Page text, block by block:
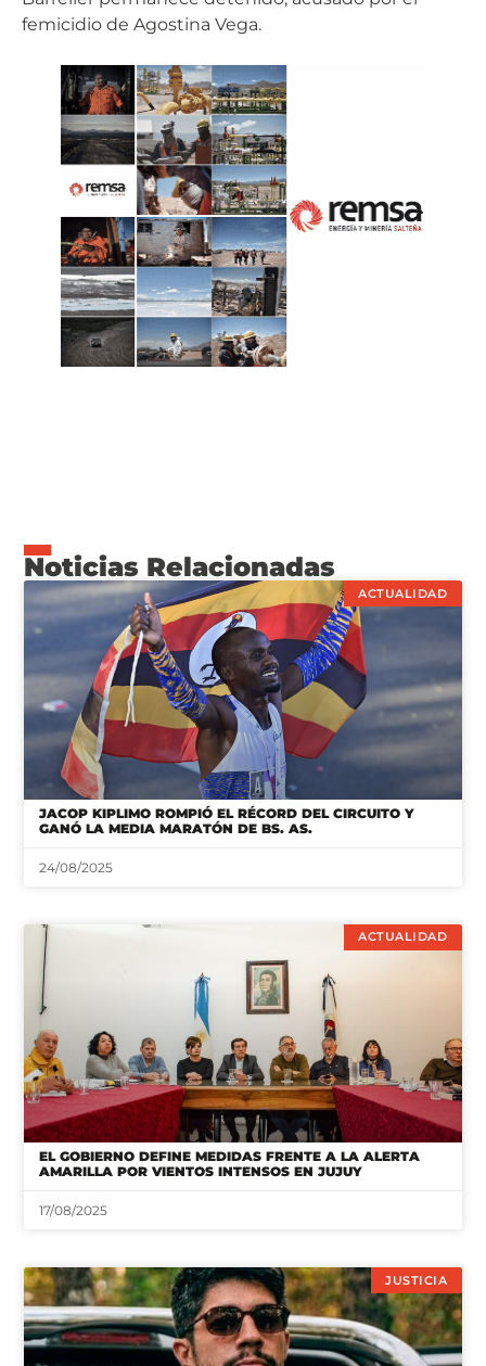
femicidio de Agostina Vega.
Noticias Relacionadas
ACTUALIDAD
JACOP KIPLIMO ROMPIÓ EL RÉCORD DEL CIRCUITO Y
GANÓ LA MEDIA MARATÓN DE BS. AS.
24/08/2025
ACTUALIDAD
EL GOBIERNO DEFINE MEDIDAS FRENTE A LA ALERTA
AMARILLA POR VIENTOS INTENSOS EN JUJUY
17/08/2025
JUSTICIA